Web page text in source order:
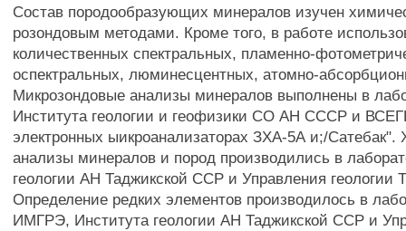
Состав породообразующих минералов изучен
розондовым методами. Кроме того, в работе
количественных спектральных, пламенно-
оспектральных, люминесцентных, атомно-
Микрозондовые анализы минералов выполнены в
Института геологии и геофизики СО АН СССР и
электронных ыикроанализаторах ЗХА-5А и;/Сатебак".
анализы минералов и пород производились в
геологии АН Таджикской ССР и Управления геологии
Определение редких элементов производилось в
ИМГРЭ, Института геологии АН Таджикской ССР и